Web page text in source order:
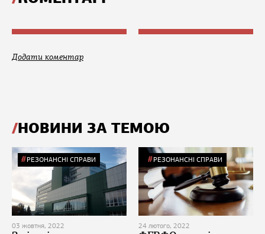
Додати коментар
НОВИНИ ЗА ТЕМОЮ
РЕЗОНАНСНІ СПРАВИ
03 жовтня, 2022
РЕЗОНАНСНІ СПРАВИ
24 лютого, 2022